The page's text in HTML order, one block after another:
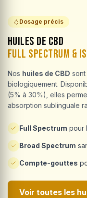
Dosage précis
Huiles de CBD
Full Spectrum &
Nos huiles de CBD
biologiquement.
(5% à 30%), elles
absorption sublinguale
Full Spectrum pour
Broad Spectrum
Compte-gouttes
Voir toutes les